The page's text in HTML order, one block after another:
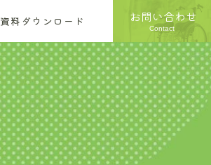
資料ダウンロード お問い合わせ
Contact